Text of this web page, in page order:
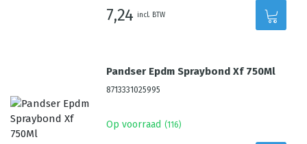
7,24 incl. BTW
Pandser Epdm Spraybond Xf 750Ml
8713331025995
Op voorraad (116)